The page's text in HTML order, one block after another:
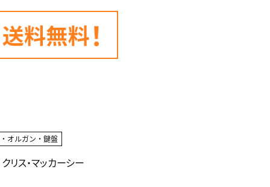
オルガン・鍵盤
リス・マッカーシー